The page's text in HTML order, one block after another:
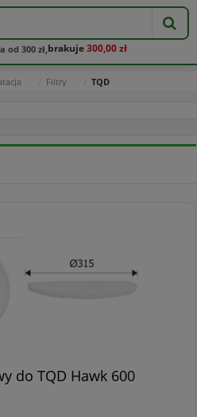
300 zł, brakuje300,00 zł
Filtry TQD
do TQD Hawk 600